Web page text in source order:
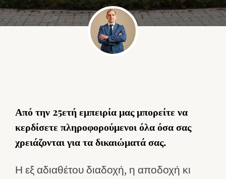
Από την 25ετή εμπειρία μας μπορείτε να
κερδίσετε πληροφορούμενοι όλα όσα σας
χρειάζονται για τα δικαιώματά σας.
Η εξ αδιαθέτου διαδοχή, η αποδοχή κι